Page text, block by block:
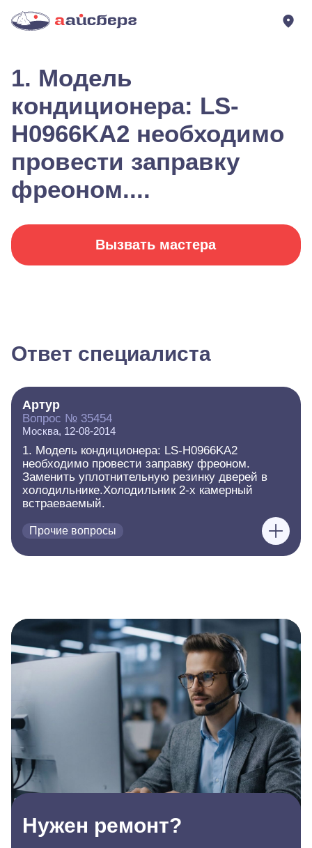
1. Модель
кондиционера: LS-
H0966KA2 необходимо
провести заправку
фреоном....
Вызвать мастера
Ответ специалиста
Артур
Вопрос № 35454
Москва, 12-08-2014
1. Модель кондиционера: LS-H0966KA2
необходимо провести заправку фреоном.
Заменить уплотнительную резинку дверей в
холодильнике.Холодильник 2-х камерный
встраеваемый.
Прочие вопросы
Нужен ремонт?